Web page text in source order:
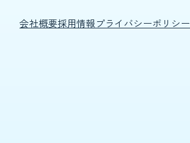
会社概要採用情報 プライバシーポリシー